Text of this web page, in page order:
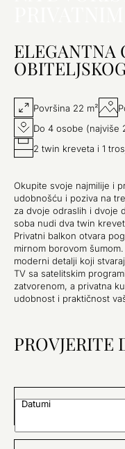
ELEGANTNA
Površina 22 m²
Do 4 osobe (najviše
2 twin kreveta i 1
Okupite svoje najmilije i
udobnošću i poziva na
za dvoje odraslih i dvoje
soba nudi dva twin
Privatni balkon otvara
mirnom borovom
moderni detalji koji
TV sa satelitskim
zatvorenom, a privatna
udobnost i praktičnost
PROVJERITE
Datumi